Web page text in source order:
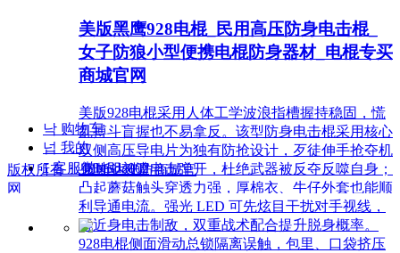
美版黑鹰928电棍_民用高压防身电击棍_
女子防狼小型便携电棍防身器材_电棍专买
商城官网
美版928电棍采用人体工学波浪指槽握持稳固，慌
乱搏斗盲握也不易拿反。该型防身电击棍采用核心
双侧高压导电片为独有防抢设计，歹徒伸手抢夺机
身时即刻遭电击弹开，杜绝武器被反夺反噬自身；
凸起蘑菇触头穿透力强，厚棉衣、牛仔外套也能顺
利导通电流。强光 LED 可先炫目干扰对手视线，
再近身电击制敌，双重战术配合提升脱身概率。
928电棍侧面滑动总锁隔离误触，包里、口袋挤压
낙 购物车
넙 我的
ꀤ 客服微besda002
版权所有： 贝斯达安防商城官
网